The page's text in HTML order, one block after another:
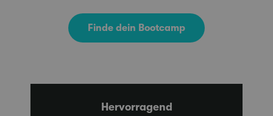
Finde dein Bootcamp
Hervorragend